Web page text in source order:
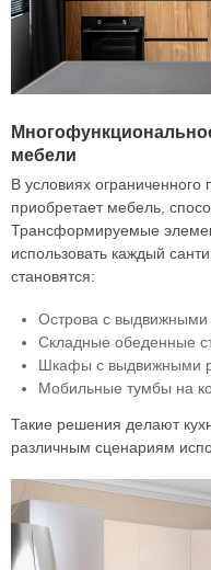
мебели
В условиях ограниченного
приобретает мебель,
Трансформируемые
использовать каждый
становятся:
Острова с
Складные обеденные
Шкафы с выдвижными
Мобильные тумбы на
Такие решения делают
различным сценариям